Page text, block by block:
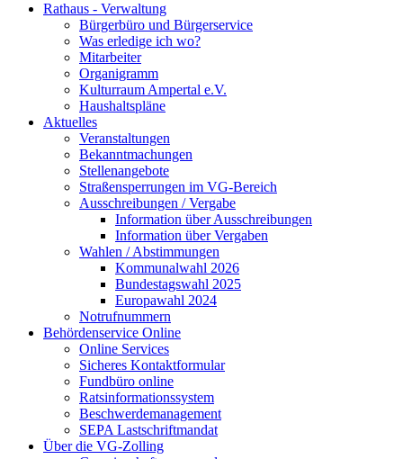
Rathaus - Verwaltung
Bürgerbüro und Bürgerservice
Was erledige ich wo?
Mitarbeiter
Organigramm
Kulturraum Ampertal e.V.
Haushaltspläne
Aktuelles
Veranstaltungen
Bekanntmachungen
Stellenangebote
Straßensperrungen im VG-Bereich
Ausschreibungen / Vergabe
Information über Ausschreibungen
Information über Vergaben
Wahlen / Abstimmungen
Kommunalwahl 2026
Bundestagswahl 2025
Europawahl 2024
Notrufnummern
Behördenservice Online
Online Services
Sicheres Kontaktformular
Fundbüro online
Ratsinformationssystem
Beschwerdemanagement
SEPA Lastschriftmandat
Über die VG-Zolling